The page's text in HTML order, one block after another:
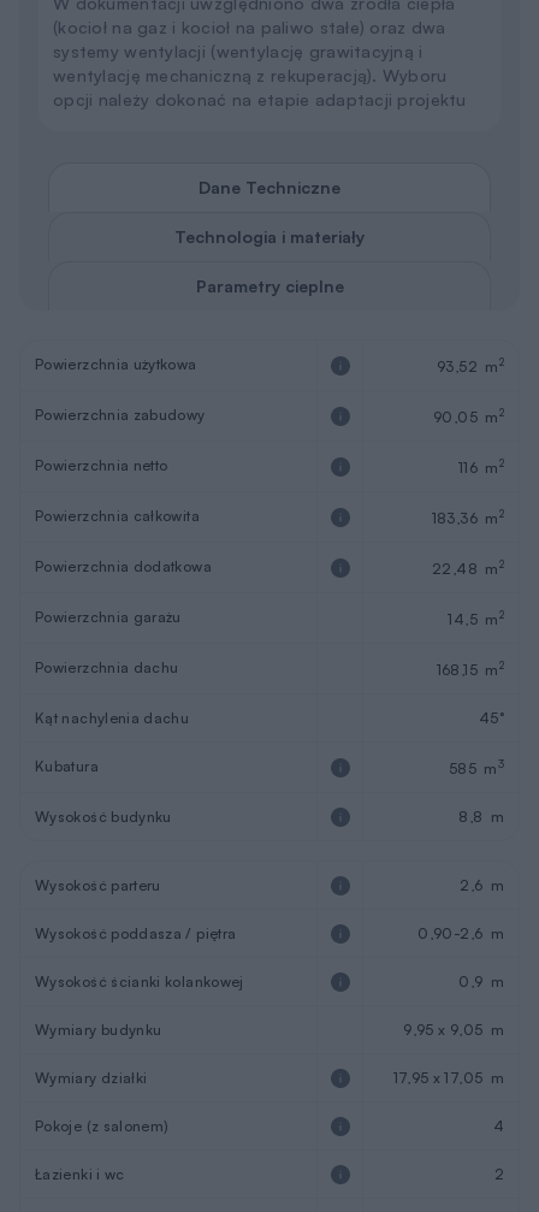
(kocioł na gaz i kocioł na paliwo stałe) oraz dwa
systemy wentylacji (wentylację grawitacyjną i
wentylację mechaniczną z rekuperacją). Wyboru
opcji należy dokonać na etapie adaptacji projektu
Dane Techniczne
Technologia i materiały
Parametry cieplne
Powierzchnia użytkowa 93,52 m2
Powierzchnia zabudowy 90,05 m2
Powierzchnia netto 116 m2
Powierzchnia całkowita 183,36 m2
Powierzchnia dodatkowa 22,48 m2
Powierzchnia garażu 14,5 m2
Powierzchnia dachu 168,15 m2
Kąt nachylenia dachu 45°
Kubatura 585 m3
Wysokość budynku 8,8 m
Wysokość parteru 2,6 m
Wysokość poddasza / piętra 0,90-2,6 m
Wysokość ścianki kolankowej 0,9 m
Wymiary budynku 9,95 x 9,05 m
Wymiary działki 17,95 x 17,05 m
Pokoje (z salonem) 4
Łazienki i wc 2